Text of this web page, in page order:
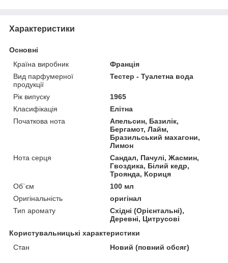
Характеристики
Основні
Країна виробник
Франція
Вид парфумерної
продукції
Тестер - Туалетна вода
Рік випуску
1965
Класифікація
Елітна
Початкова нота
Апельсин, Базилік,
Бергамот, Лайм,
Бразильський махагони,
Лимон
Нота серця
Сандал, Пачулі, Жасмин,
Гвоздика, Білий кедр,
Троянда, Кориця
Об`єм
100 мл
Оригінальність
оригінал
Тип аромату
Східні (Орієнтальні),
Деревні, Цитрусові
Користувальницькі характеристики
Стан
Новий (повний обсяг)